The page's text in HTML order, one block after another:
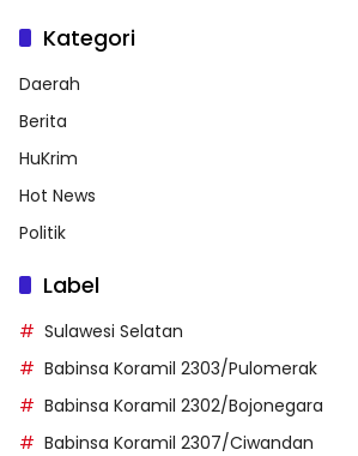
Kategori
Daerah
Berita
HuKrim
Hot News
Politik
Label
Sulawesi Selatan
Babinsa Koramil 2303/Pulomerak
Babinsa Koramil 2302/Bojonegara
Babinsa Koramil 2307/Ciwandan